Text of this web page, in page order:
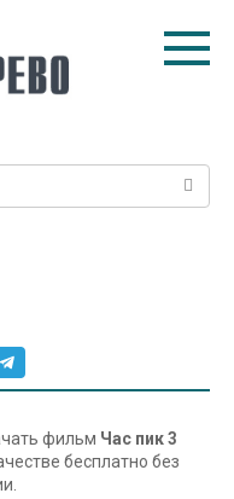
фильм Час пик 3
бесплатно без